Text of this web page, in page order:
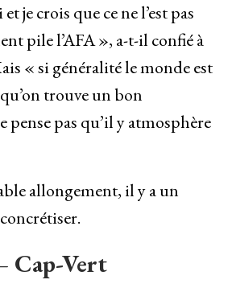
je crois que ce ne l’est pas
pile l’AFA », a-t-il confié à
« si généralité le monde est
trouve un bon
pense pas qu’il y atmosphère
allongement, il y a un
Cap-Vert